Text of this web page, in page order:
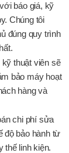
báo giá, kỹ
Chúng tôi
đúng quy trình
thuật viên sẽ
bảo máy hoạt
hàng và
chi phí sửa
độ bảo hành từ
thế linh kiện.